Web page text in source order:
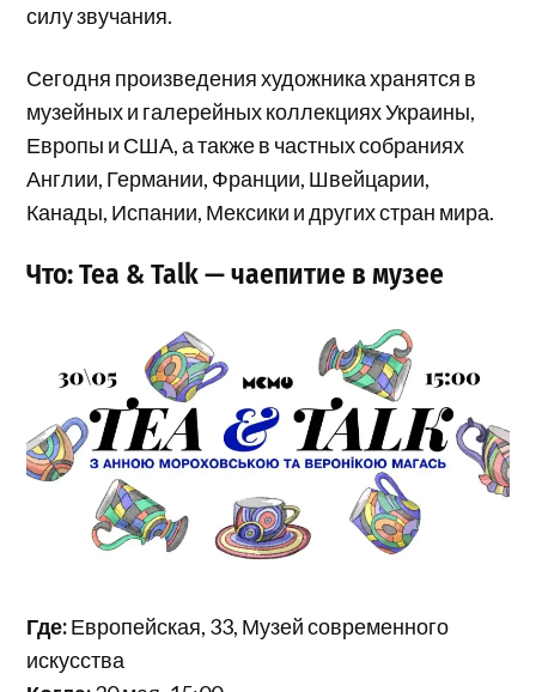
силу звучания.
Сегодня произведения художника хранятся в
музейных и галерейных коллекциях Украины,
Европы и США, а также в частных собраниях
Англии, Германии, Франции, Швейцарии,
Канады, Испании, Мексики и других стран мира.
Что: Tea & Talk — чаепитие в музее
Где:Европейская, 33, Музей современного
искусства